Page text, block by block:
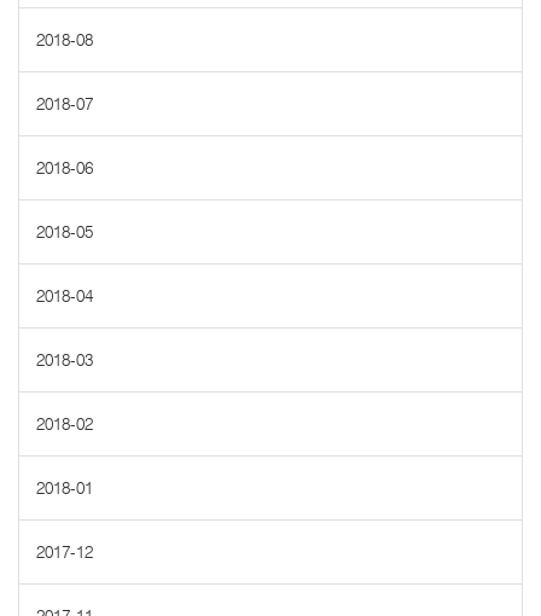
2018-08
2018-07
2018-06
2018-05
2018-04
2018-03
2018-02
2018-01
2017-12